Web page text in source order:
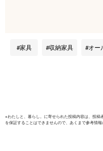
家具 収納家具 オー
※わたしと、暮らし。 に寄せられた投稿内容は、投稿
を保証することはできませんので、あくまで参考情報